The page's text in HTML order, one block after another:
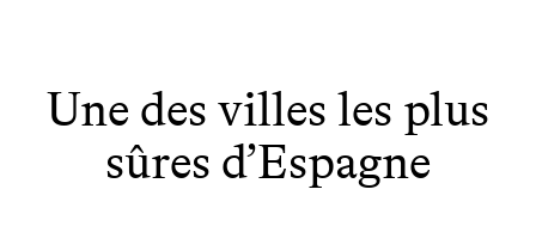
Une des villes les plus
sûres d’Espagne